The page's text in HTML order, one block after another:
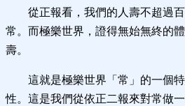
從正報看，我們的人壽不超過
常。而極樂世界，證得無始無終的
壽。
這就是極樂世界「常」的一個
性。這是我們從依正二報來對常做一